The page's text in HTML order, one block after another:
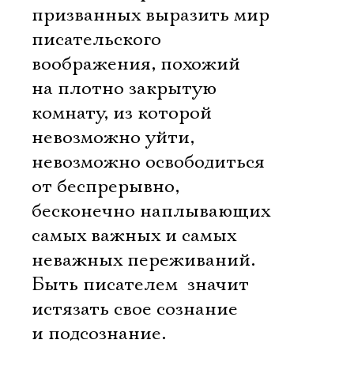
призванных выразить мир
писательского
воображения, похожий
на плотно закрытую
комнату, из которой
невозможно уйти,
невозможно освободиться
от беспрерывно,
бесконечно наплывающих
самых важных и самых
неважных переживаний.
Быть писателем  значит
истязать свое сознание
и подсознание.